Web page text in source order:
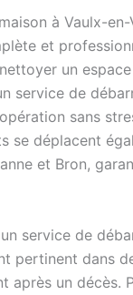
à Vaulx-
et
un
service de
sans
se déplacent
et Bron,
service de
pertinent dans
après un décès.